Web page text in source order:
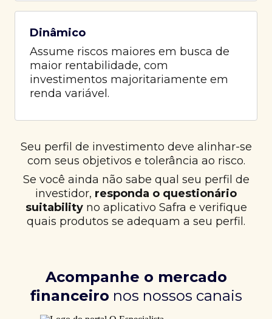
Dinâmico
Assume riscos maiores em busca de
maior rentabilidade, com
investimentos majoritariamente em
renda variável.
Seu perfil de investimento deve alinhar-se
com seus objetivos e tolerância ao risco.
Se você ainda não sabe qual seu perfil de
investidor, responda o questionário
suitabilityno aplicativo Safra e verifique
quais produtos se adequam a seu perfil.
Acompanhe o mercado
financeiro nos nossos canais